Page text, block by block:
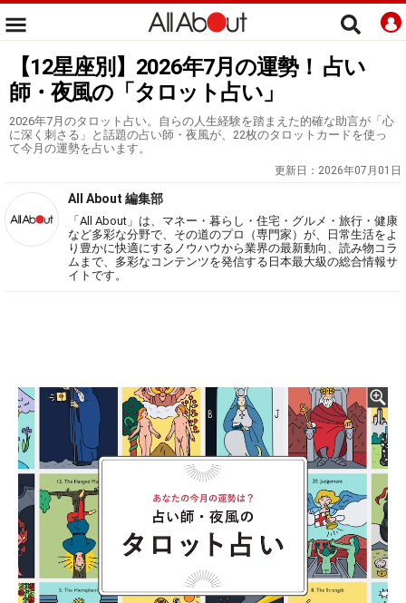
【12星座別】2026年7月の運勢！ 占い
師・夜風の「タロット占い」
2026年7月のタロット占い。自らの人生経験を踏まえた的確な助言が「心
に深く刺さる」と話題の占い師・夜風が、22枚のタロットカードを使っ
て今月の運勢を占います。
更新日： 2026年07月01日
All About 編集部
「All About」は、マネー・暮らし・住宅・グルメ・旅行・健康
など多彩な分野で、その道のプロ（専門家）が、日常生活をよ
り豊かに快適にするノウハウから業界の最新動向、読み物コラ
ムまで、多彩なコンテンツを発信する日本最大級の総合情報サ
イトです。